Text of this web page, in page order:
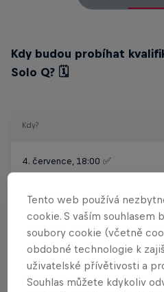
Kdy budou probíhat
Solo Q? 🗓️
Kdy?
4. července, 18:00 ✅
11. července, 18:00 ✅
18. července, 18:00 ✅
25. července, 18:00 ✅
Tento web používá
cookie. S vaším souhlasem
soubory cookie (včetně
obdobné technologie k
uživatelské přívětivosti a
Souhlas můžete kdykoliv